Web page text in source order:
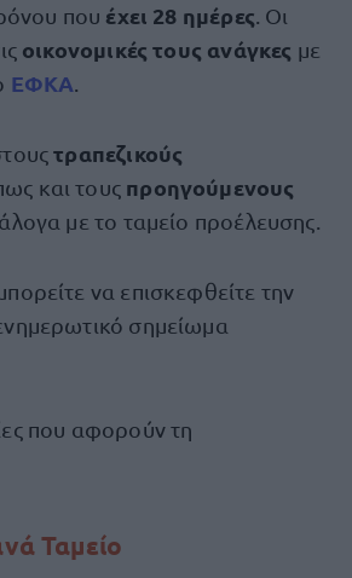
που έχει 28 ημέρες . Οι
οικονομικές τους ανάγκες με
ΕΦΚΑ
τραπεζικούς
και τους προηγούμενους
με το ταμείο προέλευσης.
να επισκεφθείτε την
σημείωμα
που αφορούν τη
Ταμείο